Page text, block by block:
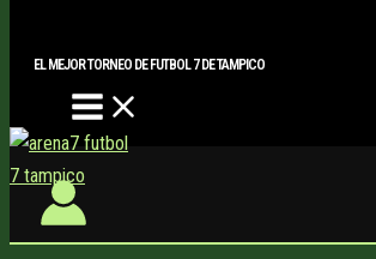
EL MEJOR TORNEO DE FUTBOL 7 DE TAMPICO